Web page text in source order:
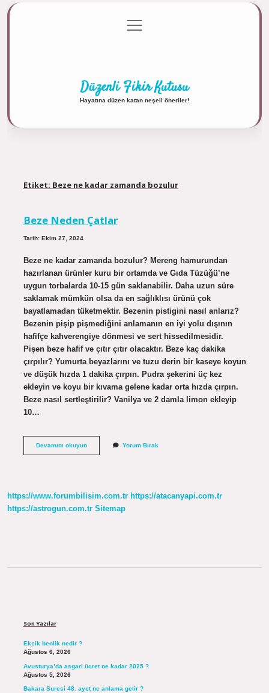
Gizlilik Politikası
menüyü
aç
Düzenli Fikir Kutusu
Hayatına düzen katan neşeli öneriler!
Etiket: Beze ne kadar zamanda bozulur
Beze Neden Çatlar
Tarih: Ekim 27, 2024
Beze ne kadar zamanda bozulur? Mereng hamurundan
hazırlanan ürünler kuru bir ortamda ve Gıda Tüzüğü’ne
uygun torbalarda 10-15 gün saklanabilir. Daha uzun süre
saklamak mümkün olsa da en sağlıklısı ürünü çok
bayatlamadan tüketmektir. Bezenin pistigini nasıl anlarız?
Bezenin pişip pişmediğini anlamanın en iyi yolu dışının
hafifçe kahverengiye dönmesi ve sert hissedilmesidir.
Pişen beze hafif ve çıtır çıtır olacaktır. Beze kaç dakika
çırpılır? Yumurta beyazlarını ve tuzu derin bir kaseye koyun
ve düşük hızda 1 dakika çırpın. Pudra şekerini üç kez
ekleyin ve koyu bir kıvama gelene kadar orta hızda çırpın.
Beze nasıl sertleştirilir? Vanilya ve 2 damla limon ekleyip
10…
Devamını okuyunBeze
Yorum Bırak
https://www.forumbilisim.com.tr https://atacanyapi.com.tr
https://astrogun.com.tr Sitemap
Son Yazılar
Eksik benlik nedir ?
Ağustos 6, 2026
Avusturya’da asgari ücret ne kadar 2025 ?
Ağustos 5, 2026
Bakara Suresi 48. ayet ne anlama gelir ?